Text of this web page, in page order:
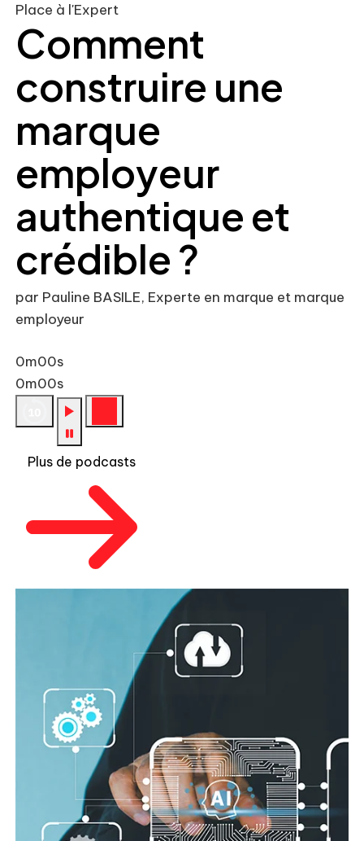
Place à l'Expert
Comment
construire une
marque
employeur
authentique et
crédible ?
par Pauline BASILE, Experte en marque et marque
employeur
0m00s
0m00s
Plus de podcasts